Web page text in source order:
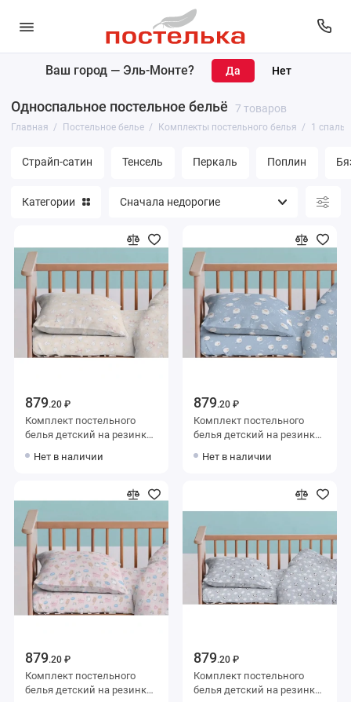
Ваш город — Эль-Монте?
Односпальное постельное бельё 7 товаров
Главная Постельное белье Комплекты постельного белья 1
Страйп-сатин Тенсель Перкаль Поплин
Простыни
Пододеяльники
Категории
879.20 ₽
Комплект постельного
белья детский на резинке
40х60 Животные Uniqcute
Нет в наличии
879.20 ₽
Комплект постельного
белья детский на резинке
40х60 Животные Uniqcute
Нет в наличии
879.20 ₽
Комплект постельного
белья детский на резинке
879.20 ₽
Комплект постельного
белья детский на резинке